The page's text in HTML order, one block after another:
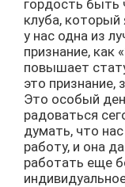
гордость быть
клуба,
у нас одна из
признание,
повышает
это признание,
Это особый
радоваться
думать, что
работу, и она
работать еще